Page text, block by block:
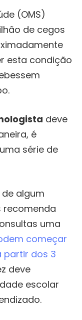
(OMS)
de cegos
esta condição
deve
é
série de
algum
recomenda
uma
começar
dos 3
deve
escolar